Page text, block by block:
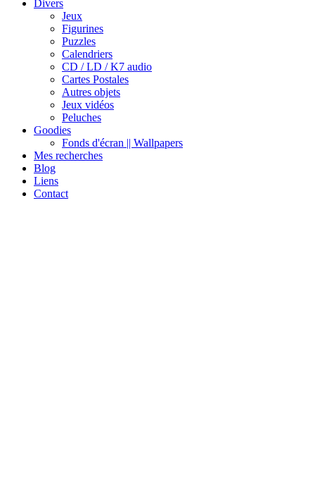
Divers
Jeux
Figurines
Puzzles
Calendriers
CD / LD / K7 audio
Cartes Postales
Autres objets
Jeux vidéos
Peluches
Goodies
Fonds d'écran || Wallpapers
Mes recherches
Blog
Liens
Contact